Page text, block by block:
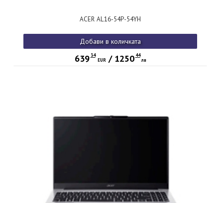
ACER AL16-54P-54YH
Добави в количката
639 34
EUR/ 1250 44
лв